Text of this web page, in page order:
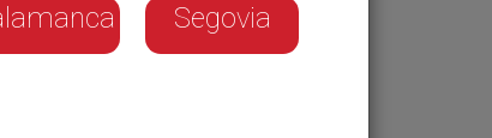
Segovia